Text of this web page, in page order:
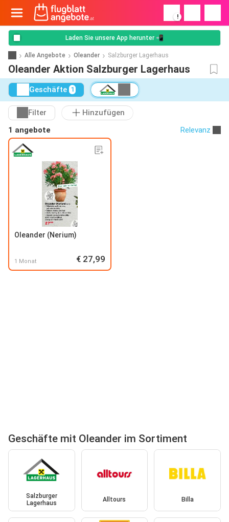
!
Laden Sie unsere App herunter 📲
Alle Angebote Oleander Salzburger Lagerhaus
Oleander Aktion Salzburger Lagerhaus
Geschäfte 1
Filter
Hinzufügen
1 angebote
Relevanz
Oleander (Nerium)
1 Monat € 27,99
Geschäfte mit Oleander im Sortiment
Salzburger
Lagerhaus
Alltours Billa